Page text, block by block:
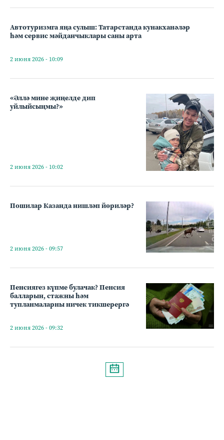
Автотуризмга яңа сулыш: Татарстанда кунакханәләр
һәм сервис мәйданчыклары саны арта
2 июня 2026 - 10:09
«Әллә мине җиңелде дип
уйлыйсыңмы?»
2 июня 2026 - 10:02
Пошилар Казанда нишләп йөриләр?
2 июня 2026 - 09:57
Пенсиягез күпме булачак? Пенсия
балларын, стажны һәм
тупланмаларны ничек тикшерергә
2 июня 2026 - 09:32